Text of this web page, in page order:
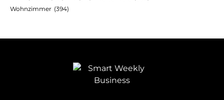
Wohnzimmer (394)